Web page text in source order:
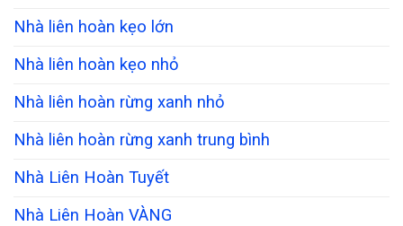
Nhà liên hoàn kẹo lớn
Nhà liên hoàn kẹo nhỏ
Nhà liên hoàn rừng xanh nhỏ
Nhà liên hoàn rừng xanh trung bình
Nhà Liên Hoàn Tuyết
Nhà Liên Hoàn VÀNG